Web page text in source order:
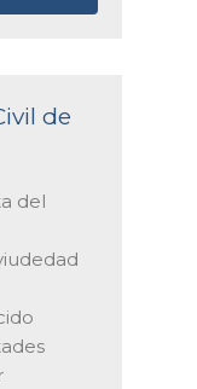
de
del